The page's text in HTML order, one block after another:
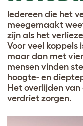
Iedereen die het
meegemaakt
zijn als het
Voor veel koppels
maar dan met
mensen vinden
hoogte- en
Het overlijden van
verdriet zorgen.